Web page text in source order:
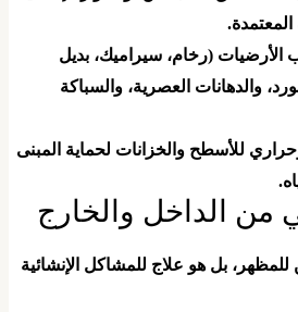
(رخام، سيراميك، بديل
والدهانات العصرية، والسباكة
للأسطح والخزانات لحماية المبنى
بل هو علاج للمشاكل الإنشائية